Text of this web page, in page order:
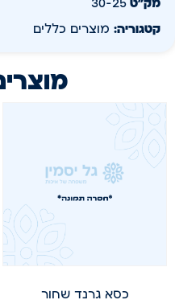
מק״ט 30-25
קטגוריה: מוצרים כללים
כסא גרנד שחור